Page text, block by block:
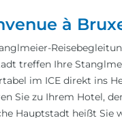
à
treffen Ihre
im ICE direkt ins
Sie zu Ihrem Hotel,
Hauptstadt heißt Sie